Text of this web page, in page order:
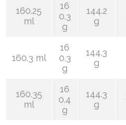
160.25
ml
16
0.3
g
144.2
g
160.3 ml
16
0.3
g
144.3
g
160.35
ml
16
0.4
g
144.3
g